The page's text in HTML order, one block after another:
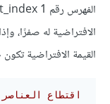
القيمة الافتراضية